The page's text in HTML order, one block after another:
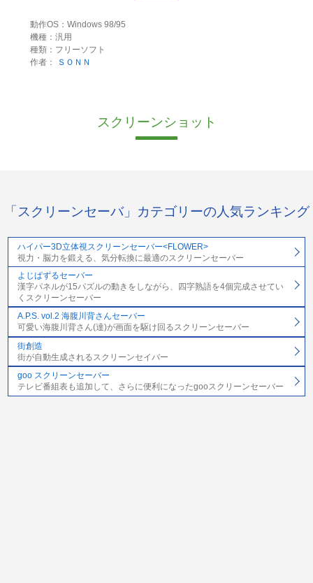
動作OS：Windows 98/95
機種：汎用
種類：フリーソフト
作者：
ＳＯＮＮ
スクリーンショット
「スクリーンセーバ」カテゴリーの人気ランキング
ハイパー3D立体視スクリーンセーバー<FLOWER>
視力・脳力を鍛える、気分転換に最適のスクリーンセーバー
よじぱずるセーバー
漢字パネルが15パズルの動きをしながら、四字熟語を4個完成させてい
くスクリーンセーバー
A.P.S. vol.2 海腹川背さんセーバー
可愛い海腹川背さん(達)が画面を駆け回るスクリーンセーバー
街創造
街が自動生成されるスクリーンセイバー
goo スクリーンセーバー
テレビ番組表も追加して、さらに便利になったgooスクリーンセーバー